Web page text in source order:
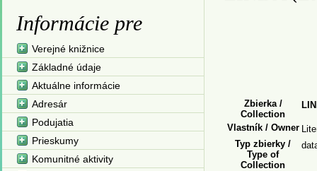
Zbierka /
Collection
Vlastník / Owner
Typ zbierky /
Type of
Collection
Informácie pre
Verejné knižnice
Základné údaje
Aktuálne informácie
Adresár
Podujatia
Prieskumy
Komunitné aktivity